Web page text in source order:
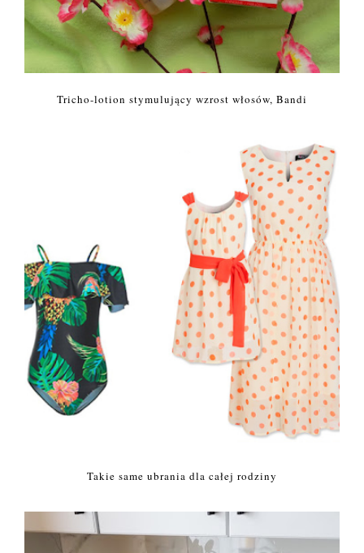
Tricho-lotion stymulujący wzrost włosów, Bandi
Takie same ubrania dla całej rodziny